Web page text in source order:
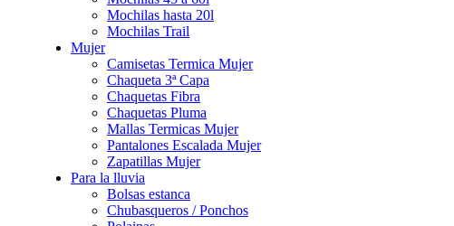
Mochilas hasta 20l
Mochilas Trail
Mujer
Camisetas Termica Mujer
Chaqueta 3ª Capa
Chaquetas Fibra
Chaquetas Pluma
Mallas Termicas Mujer
Pantalones Escalada Mujer
Zapatillas Mujer
Para la lluvia
Bolsas estanca
Chubasqueros / Ponchos